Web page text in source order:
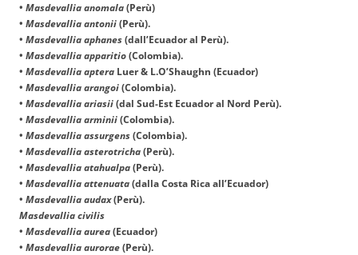
• Masdevallia anomala (Perù)
• Masdevallia antonii (Perù).
• Masdevallia aphanes (dall’Ecuador al Perù).
• Masdevallia apparitio (Colombia).
• Masdevallia aptera Luer & L.O’Shaughn (Ecuador)
• Masdevallia arangoi (Colombia).
• Masdevallia ariasii (dal Sud-Est Ecuador al Nord Perù).
• Masdevallia arminii (Colombia).
• Masdevallia assurgens (Colombia).
• Masdevallia asterotricha (Perù).
• Masdevallia atahualpa (Perù).
• Masdevallia attenuata (dalla Costa Rica all’Ecuador)
• Masdevallia audax(Perù).
Masdevallia civilis
• Masdevallia aurea (Ecuador)
• Masdevallia aurorae (Perù).